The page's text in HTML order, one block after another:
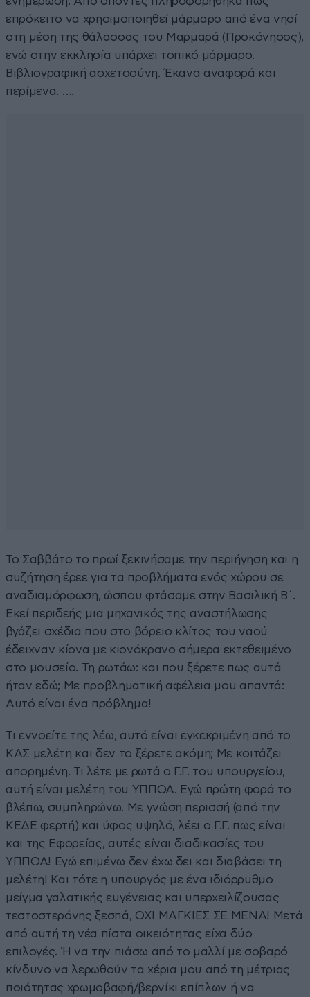
επρόκειτο να χρησιμοποιηθεί μάρμαρο από ένα νησί
στη μέση της θάλασσας του Μαρμαρά (Προκόνησος),
ενώ στην εκκλησία υπάρχει τοπικό μάρμαρο.
Βιβλιογραφική ασχετοσύνη. Έκανα αναφορά και
περίμενα. ….
Το Σαββάτο το πρωί ξεκινήσαμε την περιήγηση και η
συζήτηση έρεε για τα προβλήματα ενός χώρου σε
αναδιαμόρφωση, ώσπου φτάσαμε στην Βασιλική Β΄.
Εκεί περιδεής μια μηχανικός της αναστήλωσης
βγάζει σχέδια που στο βόρειο κλίτος του ναού
έδειχναν κίονα με κιονόκρανο σήμερα εκτεθειμένο
στο μουσείο. Τη ρωτάω: και που ξέρετε πως αυτά
ήταν εδώ; Με προβληματική αφέλεια μου απαντά:
Αυτό είναι ένα πρόβλημα!
Τι εννοείτε της λέω, αυτό είναι εγκεκριμένη από το
ΚΑΣ μελέτη και δεν το ξέρετε ακόμη; Με κοιτάζει
απορημένη. Τι λέτε με ρωτά ο Γ.Γ. του υπουργείου,
αυτή είναι μελέτη του ΥΠΠΟΑ. Εγώ πρώτη φορά το
βλέπω, συμπληρώνω. Με γνώση περισσή (από την
ΚΕΔΕ φερτή) και ύφος υψηλό, λέει ο Γ.Γ. πως είναι
και της Εφορείας, αυτές είναι διαδικασίες του
ΥΠΠΟΑ! Εγώ επιμένω δεν έχω δει και διαβάσει τη
μελέτη! Και τότε η υπουργός με ένα ιδιόρρυθμο
μείγμα γαλατικής ευγένειας και υπερχειλίζουσας
τεστοστερόνης ξεσπά, ΟΧΙ ΜΑΓΚΙΕΣ ΣΕ ΜΕΝΑ! Μετά
από αυτή τη νέα πίστα οικειότητας είχα δύο
επιλογές. Ή να την πιάσω από το μαλλί με σοβαρό
κίνδυνο να λερωθούν τα χέρια μου από τη μέτριας
ποιότητας χρωμοβαφή/βερνίκι επίπλων ή να